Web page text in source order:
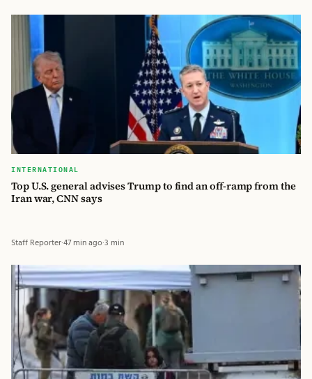
INTERNATIONAL
Top U.S. general advises Trump to find an off-ramp from the
Iran war, CNN says
Staff Reporter·47 min ago·3 min